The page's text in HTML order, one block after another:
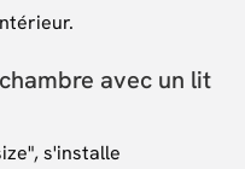
avec un lit
s'installe